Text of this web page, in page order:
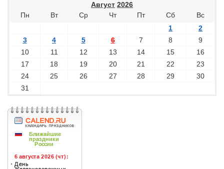
Август 2026
Пн
Вт Ср Чт Пт Сб
Вс
1
2
3
4 5 6 7 8
9
10
11 12 13 14 15
16
17
18 19 20 21 22
23
24
25 26 27 28 29
30
31